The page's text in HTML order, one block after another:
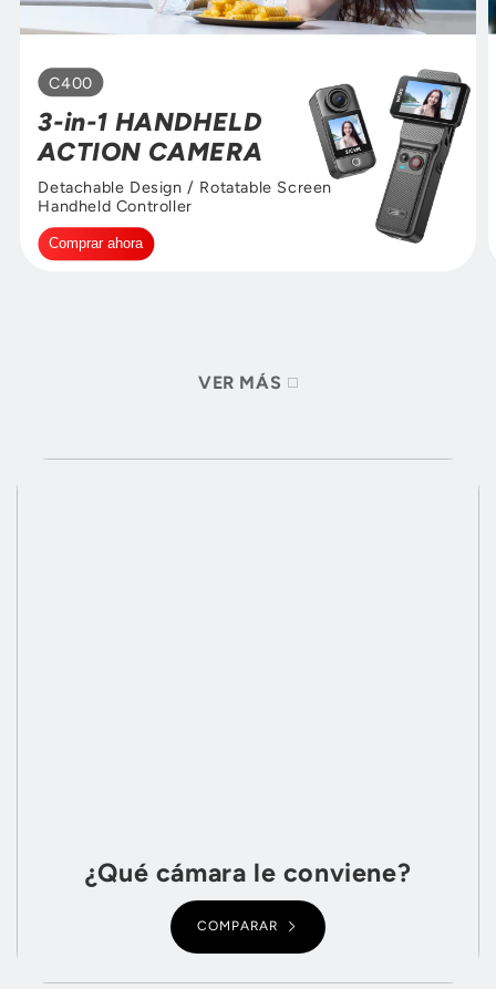
C400
3-in-1 HANDHELD
ACTION CAMERA
Detachable Design / Rotatable Screen
Handheld Controller
Comprar ahora
VER MÁS
¿Qué cámara le conviene?
COMPARAR